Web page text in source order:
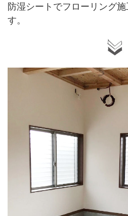
防湿シートでフローリング
す。